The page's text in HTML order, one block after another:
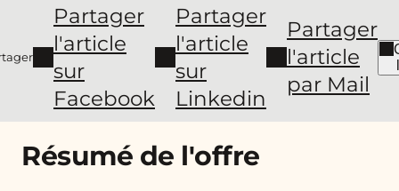
Partager
l'article
sur
Facebook
Partager
l'article
sur
Linkedin
Partager
l'article
par Mail
Résumé de l'offre